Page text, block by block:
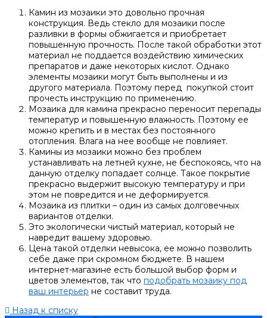
Камин из мозаики это довольно прочная
конструкция. Ведь стекло для мозаики после
разливки в формы обжигается и приобретает
повышенную прочность. После такой обработки этот
материал не поддается воздействию химических
препаратов и даже некоторых кислот. Однако
элементы мозаики могут быть выполнены и из
другого материала. Поэтому перед покупкой стоит
прочесть инструкцию по применению.
Мозаика для камина прекрасно переносит перепады
температур и повышенную влажность. Поэтому ее
можно крепить и в местах без постоянного
отопления. Влага на нее вообще не повлияет.
Камины из мозаики можно без проблем
устанавливать на летней кухне, не беспокоясь, что на
данную отделку попадает солнце. Такое покрытие
прекрасно выдержит высокую температуру и при
этом не повредится и не деформируется.
Мозаика из плитки – один из самых долговечных
вариантов отделки.
Это экологически чистый материал, который не
навредит вашему здоровью.
Цена такой отделки невысока, ее можно позволить
себе даже при скромном бюджете. В нашем
интернет-магазине есть большой выбор форм и
цветов элементов, так что подобрать мозаику под
ваш интерьер не составит труда.
Назад к списку